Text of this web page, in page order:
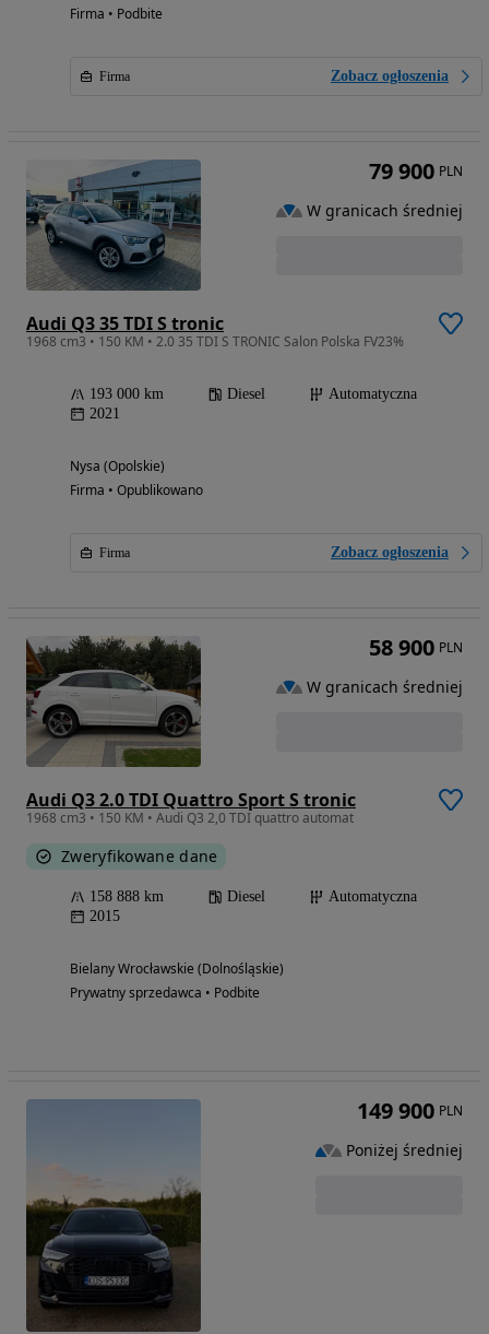
Firma • Podbite
Firma Zobacz ogłoszenia
Audi Q3 35 TDI S tronic
1968 cm3 • 150 KM • 2.0 35 TDI S TRONIC Salon Polska FV23%
193 000 km Diesel
Automatyczna
2021
Nysa (Opolskie)
Firma • Opublikowano
Firma Zobacz ogłoszenia
79 900 PLN
W granicach średniej
Audi Q3 2.0 TDI Quattro Sport S tronic
1968 cm3 • 150 KM • Audi Q3 2,0 TDI quattro automat
Zweryfikowane dane
158 888 km Diesel
Automatyczna
2015
Bielany Wrocławskie (Dolnośląskie)
Prywatny sprzedawca • Podbite
58 900 PLN
W granicach średniej
149 900 PLN
Poniżej średniej